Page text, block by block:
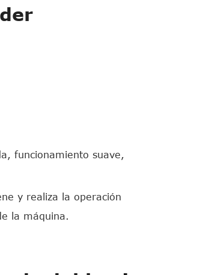
funcionamiento suave,
y realiza la operación
la máquina.